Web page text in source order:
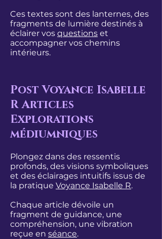
Ces textes sont des lanternes, des
fragments de lumière destinés à
éclairer vos questions et
accompagner vos chemins
intérieurs.
Post Voyance Isabelle
R Articles
Explorations
médiumniques
Plongez dans des ressentis
profonds, des visions symboliques
et des éclairages intuitifs issus de
la pratique Voyance Isabelle R.
Chaque article dévoile un
fragment de guidance, une
compréhension, une vibration
reçue en séance.